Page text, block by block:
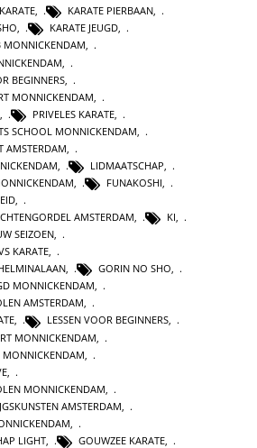
, KARATE PIERBAAN,
, KARATE JEUGD,
MONNICKENDAM,
BEGINNERS
MONNICKENDAM
PRIVELES KARATE
SCHOOL MONNICKENDAM
AMSTERDAM
LIDMAATSCHAP
FUNAKOSHI
,
AMSTERDAM, KI,
SEIZOEN,
KARATE,
, GORIN NO SHO,
MONNICKENDAM,
AMSTERDAM,
, LESSEN VOOR BEGINNERS,
MONNICKENDAM
MONNICKENDAM
MONNICKENDAM
AMSTERDAM
LIGHT
GOUWZEE KARATE